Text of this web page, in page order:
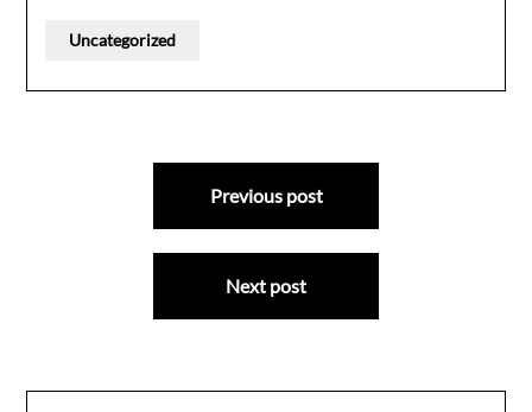
Uncategorized
Previous post
Next post